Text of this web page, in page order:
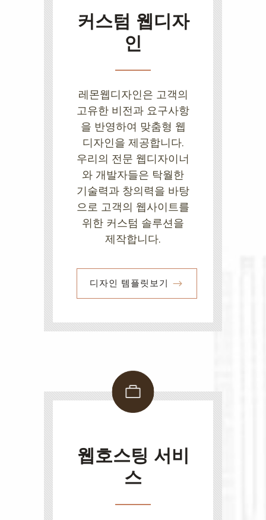
커스텀 웹디자
인
레몬웹디자인은 고객의
고유한 비전과 요구사항
을 반영하여 맞춤형 웹
디자인을 제공합니다.
우리의 전문 웹디자이너
와 개발자들은 탁월한
기술력과 창의력을 바탕
으로 고객의 웹사이트를
위한 커스텀 솔루션을
제작합니다.
디자인 템플릿보기
웹호스팅 서비
스